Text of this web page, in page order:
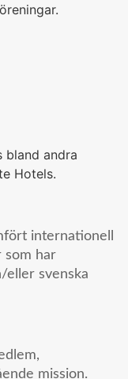
bland andra
Hotels.
internationell
som har
eller svenska
mission.